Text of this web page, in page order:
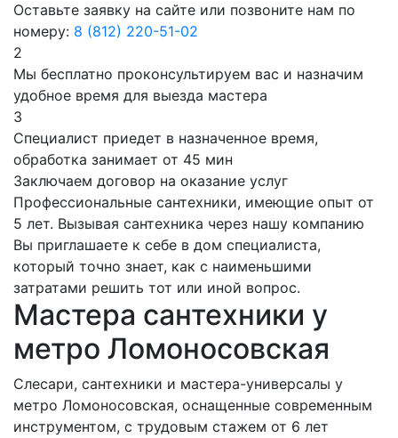
Оставьте заявку на сайте или позвоните нам по
номеру: 8 (812) 220-51-02
2
Мы бесплатно проконсультируем вас и назначим
удобное время для выезда мастера
3
Специалист приедет в назначенное время,
обработка занимает от 45 мин
Заключаем договор на оказание услуг
Профессиональные сантехники, имеющие опыт от
5 лет. Вызывая сантехника через нашу компанию
Вы приглашаете к себе в дом специалиста,
который точно знает, как с наименьшими
затратами решить тот или иной вопрос.
Мастера сантехники у
метро Ломоносовская
Слесари, сантехники и мастера-универсалы у
метро Ломоносовская, оснащенные современным
инструментом, с трудовым стажем от 6 лет